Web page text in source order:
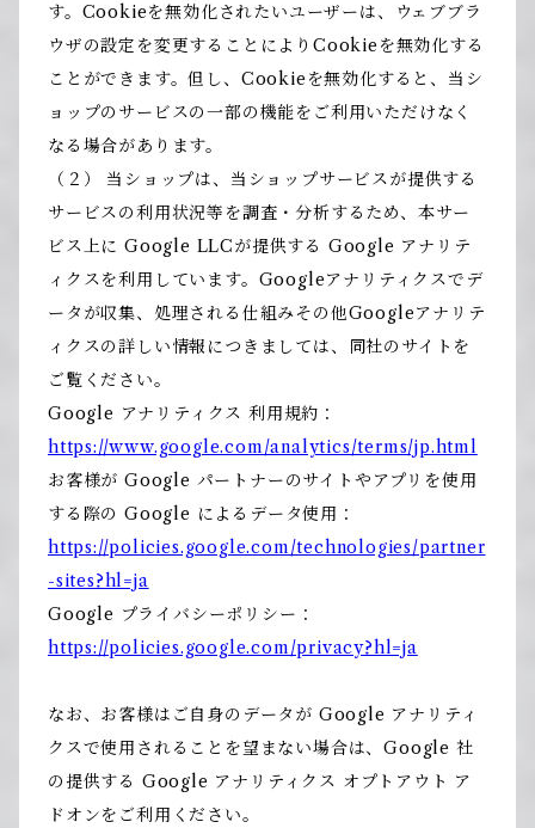
す。Cookieを無効化されたいユーザーは、ウェブブラ
ウザの設定を変更することによりCookieを無効化する
ことができます。但し、Cookieを無効化すると、当シ
ョップのサービスの一部の機能をご利用いただけなく
なる場合があります。
（２） 当ショップは、当ショップサービスが提供する
サービスの利用状況等を調査・分析するため、本サー
ビス上に Google LLCが提供する Google アナリテ
ィクスを利用しています。Googleアナリティクスでデ
ータが収集、処理される仕組みその他Googleアナリテ
ィクスの詳しい情報につきましては、同社のサイトを
ご覧ください。
Google アナリティクス 利用規約：
https://www.google.com/analytics/terms/jp.html
お客様が Google パートナーのサイトやアプリを使用
する際の Google によるデータ使用：
https://policies.google.com/technologies/partner
-sites?hl=ja
Google プライバシーポリシー：
https://policies.google.com/privacy?hl=ja
なお、お客様はご自身のデータが Google アナリティ
クスで使用されることを望まない場合は、Google 社
の提供する Google アナリティクス オプトアウト ア
ドオンをご利用ください。